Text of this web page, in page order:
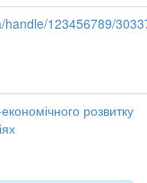
handle/123456789/
розвитку